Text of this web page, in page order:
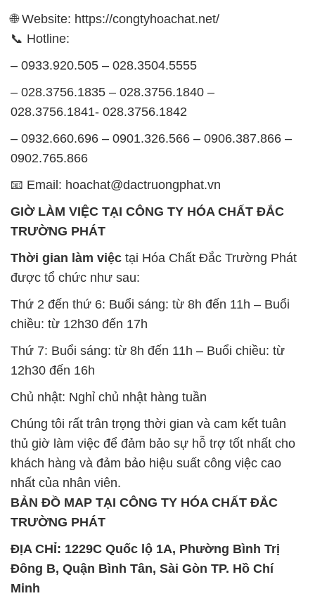
🌐 Website: https://congtyhoachat.net/
📞 Hotline:
– 0933.920.505 – 028.3504.5555
– 028.3756.1835 – 028.3756.1840 –
028.3756.1841- 028.3756.1842
– 0932.660.696 – 0901.326.566 – 0906.387.866 –
0902.765.866
📧 Email: hoachat@dactruongphat.vn
GIỜ LÀM VIỆC TẠI CÔNG TY HÓA CHẤT ĐẮC
TRƯỜNG PHÁT
Thời gian làm việc tại Hóa Chất Đắc Trường Phát
được tổ chức như sau:
Thứ 2 đến thứ 6: Buổi sáng: từ 8h đến 11h – Buổi
chiều: từ 12h30 đến 17h
Thứ 7: Buổi sáng: từ 8h đến 11h – Buổi chiều: từ
12h30 đến 16h
Chủ nhật: Nghỉ chủ nhật hàng tuần
Chúng tôi rất trân trọng thời gian và cam kết tuân
thủ giờ làm việc để đảm bảo sự hỗ trợ tốt nhất cho
khách hàng và đảm bảo hiệu suất công việc cao
nhất của nhân viên.
BẢN ĐỒ MAP TẠI CÔNG TY HÓA CHẤT ĐẮC
TRƯỜNG PHÁT
ĐỊA CHỈ: 1229C Quốc lộ 1A, Phường Bình Trị
Đông B, Quận Bình Tân, Sài Gòn TP. Hồ Chí
Minh